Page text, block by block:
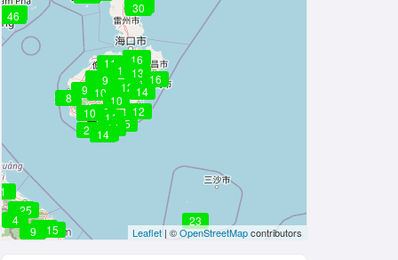
14
17
14
12
10
23
25
46
8
16
12
13
10
14
1
14
18
11
1011 15
10
11
30
23
16
9
12
10
17
43
16
23
15
9
9
18
4
16
19
Leaflet | ©OpenStreetMapcontributors